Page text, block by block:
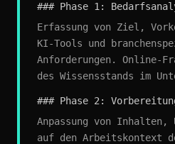
### Phase 1:
Erfassung von Ziel,
KI-Tools und
Anforderungen. Online-
des Wissensstands im
### Phase 2:
Anpassung von Inhalten,
auf den Arbeitskontext